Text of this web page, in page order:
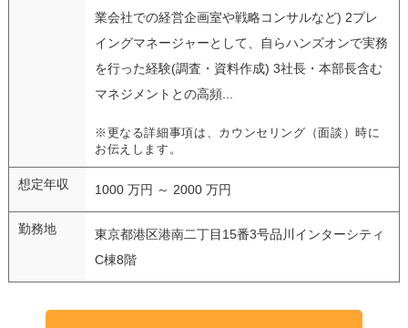
業会社での経営企画室や戦略コンサルなど) 2プレ
イングマネージャーとして、自らハンズオンで実務
を行った経験(調査・資料作成) 3社長・本部長含む
マネジメントとの高頻...
※更なる詳細事項は、カウンセリング（面談）時に
お伝えします。
想定年収 1000 万円 ～ 2000 万円
勤務地
東京都港区港南二丁目15番3号品川インターシティ
C棟8階